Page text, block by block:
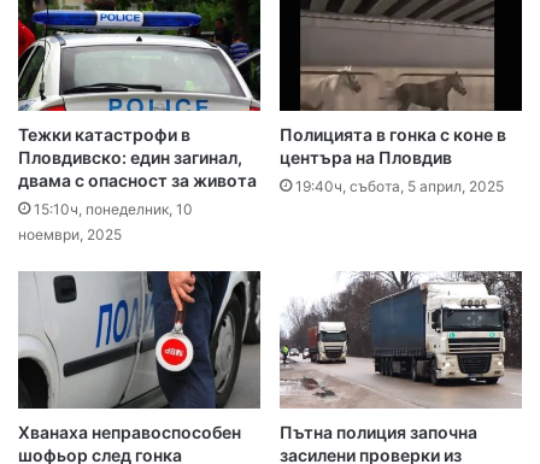
Тежки катастрофи в
Пловдивско: един загинал,
двама с опасност за живота
15:10ч, понеделник, 10
ноември, 2025
Полицията в гонка с коне в
центъра на Пловдив
19:40ч, събота, 5 април, 2025
Хванаха неправоспособен
шофьор след гонка
Пътна полиция започна
засилени проверки из